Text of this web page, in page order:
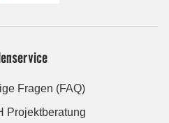
Fragen (FAQ)
Projektberatung